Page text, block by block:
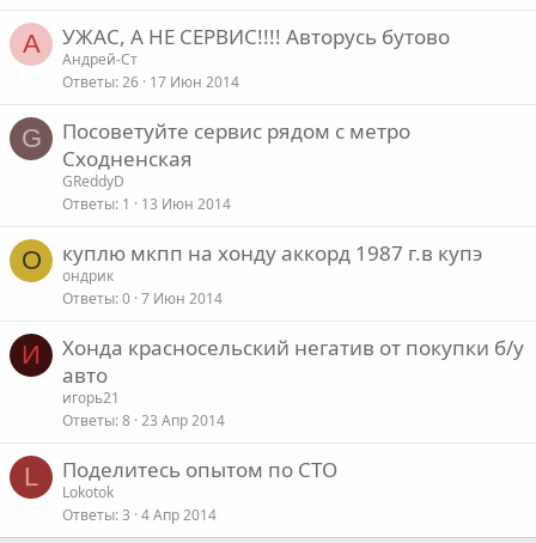
А УЖАС, А НЕ СЕРВИС!!!! Авторусь бутово
Андрей-Ст
Ответы 26 17 Июн 2014
G
Посоветуйте сервис рядом с метро
Сходненская
GReddyD
Ответы 1 13 Июн 2014
О куплю мкпп на хонду аккорд 1987 г.в купэ
ондрик
Ответы 0 7 Июн 2014
И
Хонда красносельский негатив от покупки б/у
авто
игорь21
Ответы 8 23 Апр 2014
L Поделитесь опытом по СТО
Lokotok
Ответы 3 4 Апр 2014